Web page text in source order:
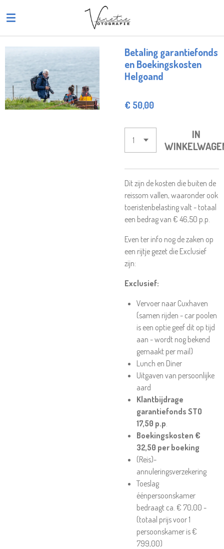
direct
de
hoofdinhoud
Betaling garantiefonds
en Boekingskosten
Helgoand
€ 50,00
IN
Dit zijn de kosten die buiten de
reissom vallen, waaronder ook
toeristenbelasting valt - totaal
een bedrag van € 46,50 p.p.
Even ter info nog de zaken op
een rijtje gezet die Exclusief
zijn:
Exclusief:
Vervoer naar Cuxhaven
(samen rijden - car poolen
is een optie geef dit op tijd
aan - wordt nog bekend
gemaakt per mail)
Lunch en Diner
Uitgaven van persoonlijke
aard
Klantbijdrage
garantiefonds STO
17,50 p.p.
Boekingskosten €
32,50 per boeking
(Reis)-
annuleringsverzekering
Toeslag
éénpersoonskamer
bedraagt ca. € 70,00 -
(totaal prijs voor 1
persoonskamer is €
799,00)